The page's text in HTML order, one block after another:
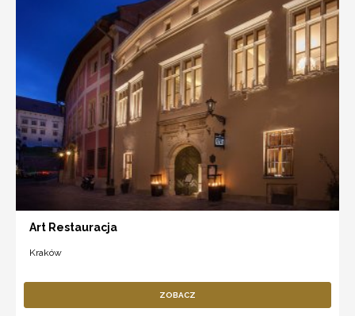
Art Restauracja
Kraków
ZOBACZ